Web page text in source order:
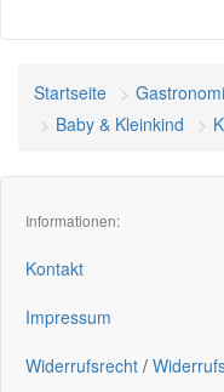
Startseite
Baby & Kleinkind
Informationen:
Kontakt
Impressum
Widerrufsrecht /